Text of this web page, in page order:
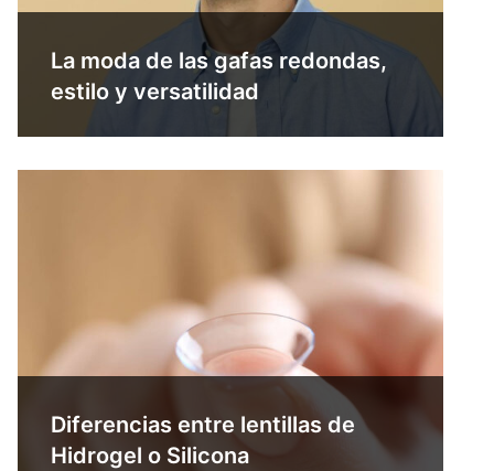
La moda de las gafas redondas,
estilo y versatilidad
Diferencias entre lentillas de
Hidrogel o Silicona